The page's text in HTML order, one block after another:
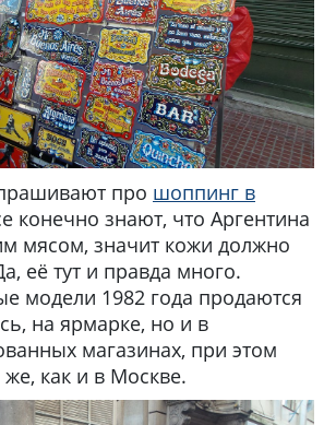
про шоппинг в
конечно знают, что Аргентина
мясом, значит кожи должно
её тут и правда много.
модели 1982 года продаются
на ярмарке, но и в
магазинах, при этом
же, как и в Москве.